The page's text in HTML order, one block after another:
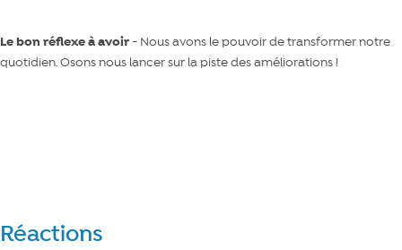
Le bon réflexe à avoir - Nous avons le pouvoir de transformer notre
quotidien. Osons nous lancer sur la piste des améliorations !
Réactions